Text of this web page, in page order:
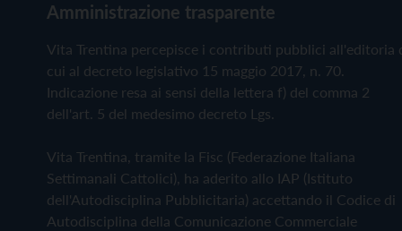
Amministrazione trasparente
Vita Trentina percepisce i contributi pubblici all'editoria
cui al decreto legislativo 15 maggio 2017, n. 70.
Indicazione resa ai sensi della lettera f) del comma 2
dell'art. 5 del medesimo decreto Lgs.
Vita Trentina, tramite la Fisc (Federazione Italiana
Settimanali Cattolici), ha aderito allo IAP (Istituto
dell'Autodisciplina Pubblicitaria) accettando il Codice di
Autodisciplina della Comunicazione Commerciale